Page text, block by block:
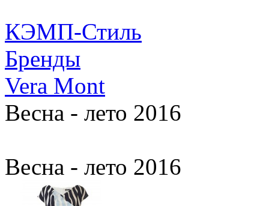
КЭМП-Стиль
Бренды
Vera Mont
Весна - лето 2016
Весна - лето 2016